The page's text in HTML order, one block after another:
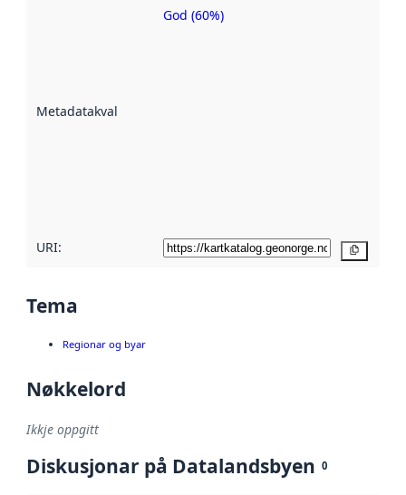
Metadatakvalitet
Metadatakvalitet
God (60%)
URI:
Tema
Regionar og byar
Nøkkelord
Ikkje oppgitt
Diskusjonar på Datalandsbyen 0